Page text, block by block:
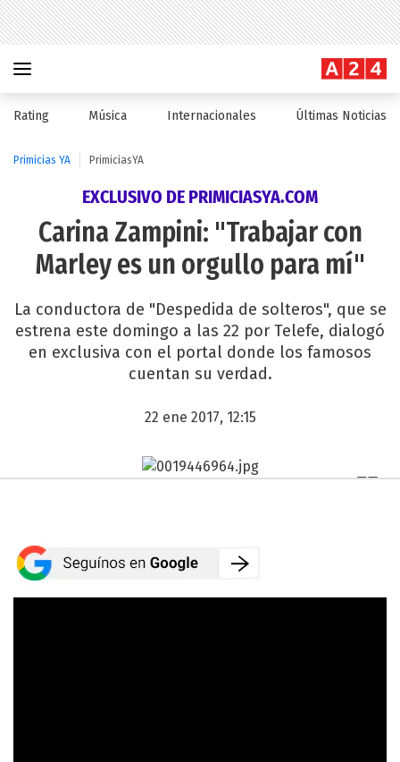
Rating Música Internacionales Últimas Noticias
Primicias YA PrimiciasYA
EXCLUSIVO DE PRIMICIASYA.COM
Carina Zampini: "Trabajar con
Marley es un orgullo para mí"
La conductora de "Despedida de solteros", que se
estrena este domingo a las 22 por Telefe, dialogó
en exclusiva con el portal donde los famosos
cuentan su verdad.
22 ene 2017, 12:15